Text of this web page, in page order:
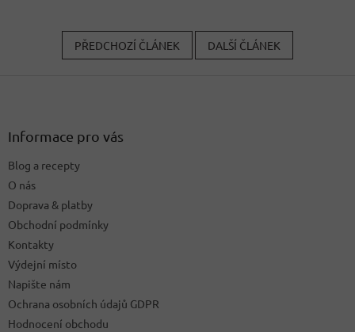
PŘEDCHOZÍ ČLÁNEK DALŠÍ ČLÁNEK
Informace pro vás
Blog a recepty
O nás
Doprava & platby
Obchodní podmínky
Kontakty
Výdejní místo
Napište nám
Ochrana osobních údajů GDPR
Hodnocení obchodu